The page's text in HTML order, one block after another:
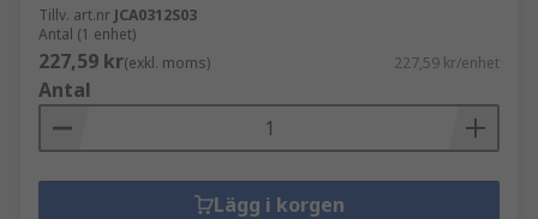
Tillv. art.nr JCA0312S03
Antal (1 enhet)
227,59 kr(exkl. moms) 227,59 kr/enhet
Antal
Lägg i korgen